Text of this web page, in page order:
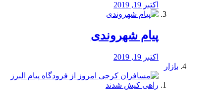
اکتبر 19, 2019
پیام شهروندی
اکتبر 19, 2019
بازار